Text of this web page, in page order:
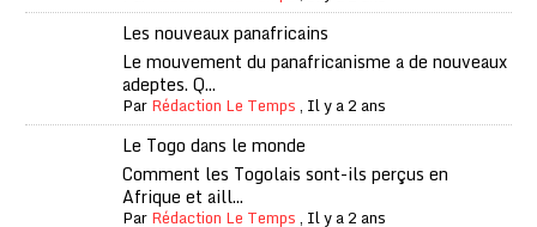
Les nouveaux panafricains
Le mouvement du panafricanisme a de nouveaux
adeptes. Q...
ParRédaction Le Temps, Il y a 2 ans
Le Togo dans le monde
Comment les Togolais sont-ils perçus en
Afrique et aill...
ParRédaction Le Temps, Il y a 2 ans